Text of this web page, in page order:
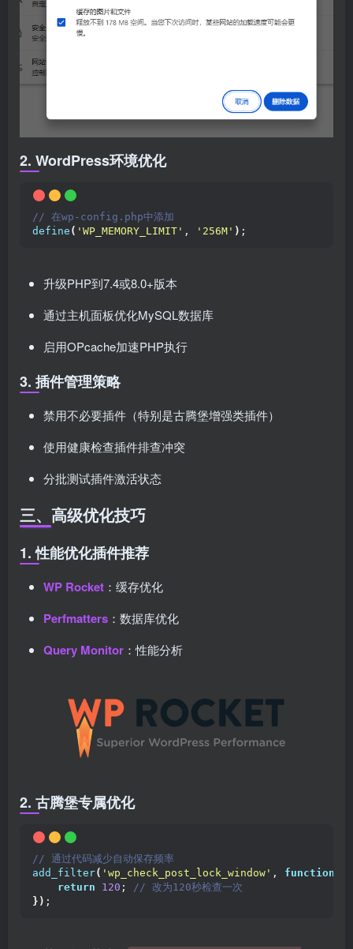
2. WordPress环境优化
// 在wp-config.php中添加
define ( 'WP_MEMORY_LIMIT' , '256M' ) ;
升级PHP到7.4或8.0+版本
通过主机面板优化MySQL数据库
启用OPcache加速PHP执行
3. 插件管理策略
禁用不必要插件（特别是古腾堡增强类插件）
使用健康检查插件排查冲突
分批测试插件激活状态
三、高级优化技巧
1. 性能优化插件推荐
WP Rocket ：缓存优化
Perfmatters ：数据库优化
Query Monitor ：性能分析
2. 古腾堡专属优化
// 通过代码减少自动保存频率
add_filter( 'wp_check_post_lock_window' , function
return
120 ;
// 改为120秒检查一次
}) ;